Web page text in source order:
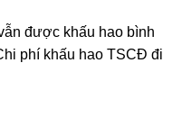
được khấu hao bình
phí khấu hao TSCĐ đi